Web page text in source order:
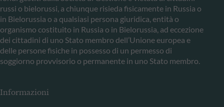
russi o bielorussi, a chiunque risieda fisicamente in Russia o
in Bielorussia o a qualsiasi persona giuridica, entità o
organismo costituito in Russia o in Bielorussia, ad eccezione
dei cittadini di uno Stato membro dell’Unione europea e
delle persone fisiche in possesso di un permesso di
soggiorno provvisorio o permanente in uno Stato membro.
Informazioni